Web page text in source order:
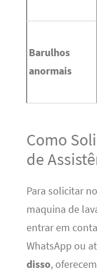
Barulhos
anormais
Como
de
Para solicitar
maquina de
entrar em
WhatsApp ou
disso,